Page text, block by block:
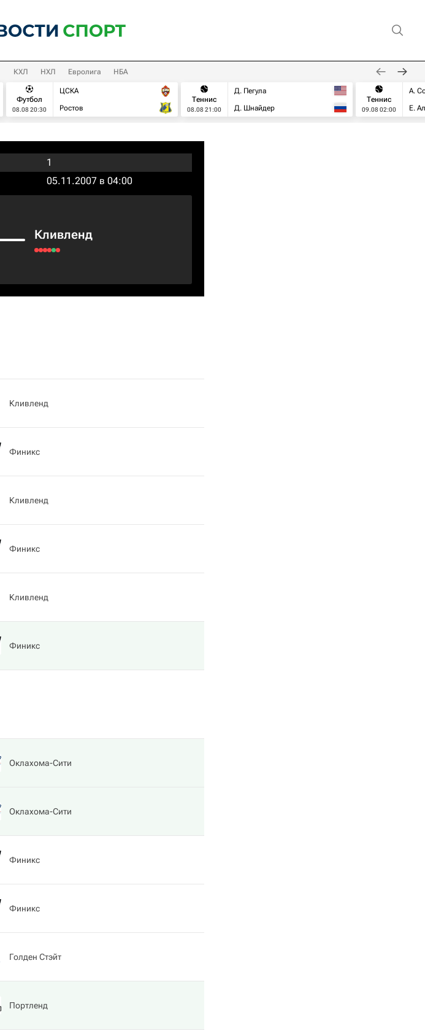
КХЛ НХЛ Евролига НБА
Футбол
08.08 20:30
ЦСКА
Ростов
Теннис
08.08 21:00
Д. Пегула
Д. Шнайдер
Теннис
09.08 02:00
А.
Е.
1
05.11.2007 в 04:00
Кливленд
Кливленд
Финикс
Кливленд
Финикс
Кливленд
Финикс
Оклахома-Сити
Оклахома-Сити
Финикс
Финикс
Голден Стэйт
Портленд